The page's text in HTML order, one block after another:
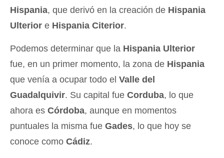
Hispania, que derivó en la creación de Hispania
Ulterior e Hispania Citerior.
Podemos determinar que la Hispania Ulterior
fue, en un primer momento, la zona de Hispania
que venía a ocupar todo el Valle del
Guadalquivir. Su capital fue Corduba, lo que
ahora es Córdoba, aunque en momentos
puntuales la misma fue Gades, lo que hoy se
conoce como Cádiz.